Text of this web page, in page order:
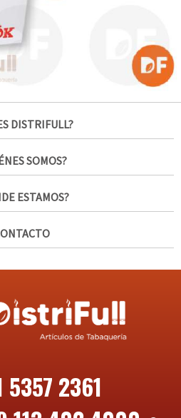
DISTRIFULL?
SOMOS?
ESTAMOS?
5357 2361